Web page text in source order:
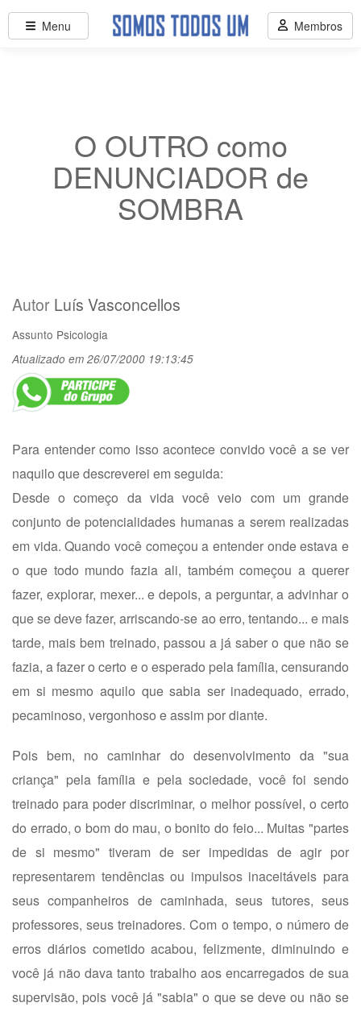
O OUTRO como
DENUNCIADOR de
SOMBRA
Autor Luís Vasconcellos
Assunto Psicologia
Atualizado em 26/07/2000 19:13:45
Para entender como isso acontece convido você a se ver
naquilo que descreverei em seguida:
Desde o começo da vida você veio com um grande
conjunto de potencialidades humanas a serem realizadas
em vida. Quando você começou a entender onde estava e
o que todo mundo fazia ali, também começou a querer
fazer, explorar, mexer... e depois, a perguntar, a advinhar o
que se deve fazer, arriscando-se ao erro, tentando... e mais
tarde, mais bem treinado, passou a já saber o que não se
fazia, a fazer o certo e o esperado pela família, censurando
em si mesmo aquilo que sabia ser inadequado, errado,
pecaminoso, vergonhoso e assim por diante.
Pois bem, no caminhar do desenvolvimento da "sua
criança" pela família e pela sociedade, você foi sendo
treinado para poder discriminar, o melhor possível, o certo
do errado, o bom do mau, o bonito do feio... Muitas "partes
de si mesmo" tiveram de ser impedidas de agir por
representarem tendências ou impulsos inaceitáveis para
seus companheiros de caminhada, seus tutores, seus
professores, seus treinadores. Com o tempo, o número de
erros diários cometido acabou, felizmente, diminuindo e
você já não dava tanto trabalho aos encarregados de sua
supervisão, pois você já "sabia" o que se deve ou não se
Menu Membros